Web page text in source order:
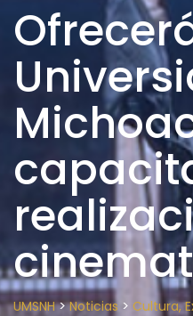
UMSNH>Noticias > Cultura,